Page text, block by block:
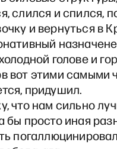
слился и спился,
и вернуться в
голове и
вот этими самыми
придушил.
что нам сильно
бы просто иная